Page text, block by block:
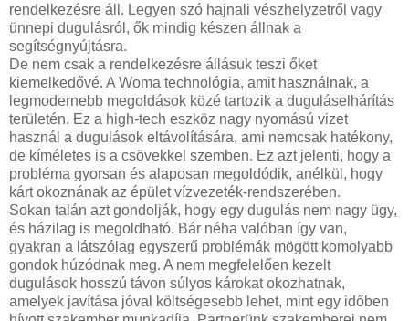
rendelkezésre áll. Legyen szó hajnali vészhelyzetről vagy
ünnepi dugulásról, ők mindig készen állnak a
segítségnyújtásra.
De nem csak a rendelkezésre állásuk teszi őket
kiemelkedővé. A Woma technológia, amit használnak, a
legmodernebb megoldások közé tartozik a duguláselhárítás
területén. Ez a high-tech eszköz nagy nyomású vizet
használ a dugulások eltávolítására, ami nemcsak hatékony,
de kíméletes is a csövekkel szemben. Ez azt jelenti, hogy a
probléma gyorsan és alaposan megoldódik, anélkül, hogy
kárt okoznának az épület vízvezeték-rendszerében.
Sokan talán azt gondolják, hogy egy dugulás nem nagy ügy,
és házilag is megoldható. Bár néha valóban így van,
gyakran a látszólag egyszerű problémák mögött komolyabb
gondok húzódnak meg. A nem megfelelően kezelt
dugulások hosszú távon súlyos károkat okozhatnak,
amelyek javítása jóval költségesebb lehet, mint egy időben